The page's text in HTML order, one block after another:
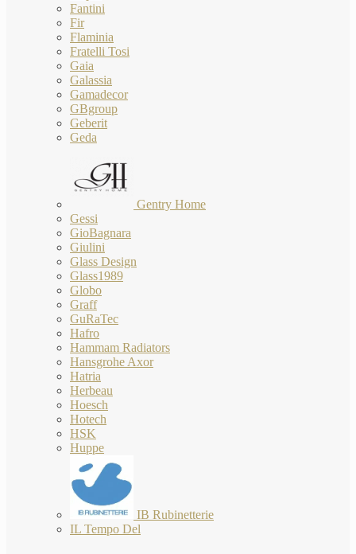
Fantini
Fir
Flaminia
Fratelli Tosi
Gaia
Galassia
Gamadecor
GBgroup
Geberit
Geda
Gentry Home
Gessi
GioBagnara
Giulini
Glass Design
Glass1989
Globo
Graff
GuRaTec
Hafro
Hammam Radiators
Hansgrohe Axor
Hatria
Herbeau
Hoesch
Hotech
HSK
Huppe
IB Rubinetterie
IL Tempo Del